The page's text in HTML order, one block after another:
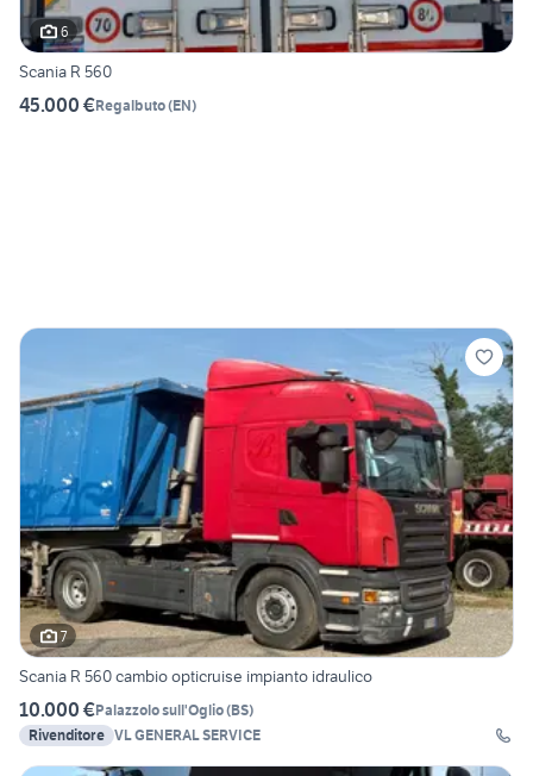
6
Scania R 560
45.000 €Regalbuto(EN)
7
Scania R 560 cambio opticruise impianto idraulico
10.000 €Palazzolo sull'Oglio(BS)
Rivenditore VL GENERAL SERVICE